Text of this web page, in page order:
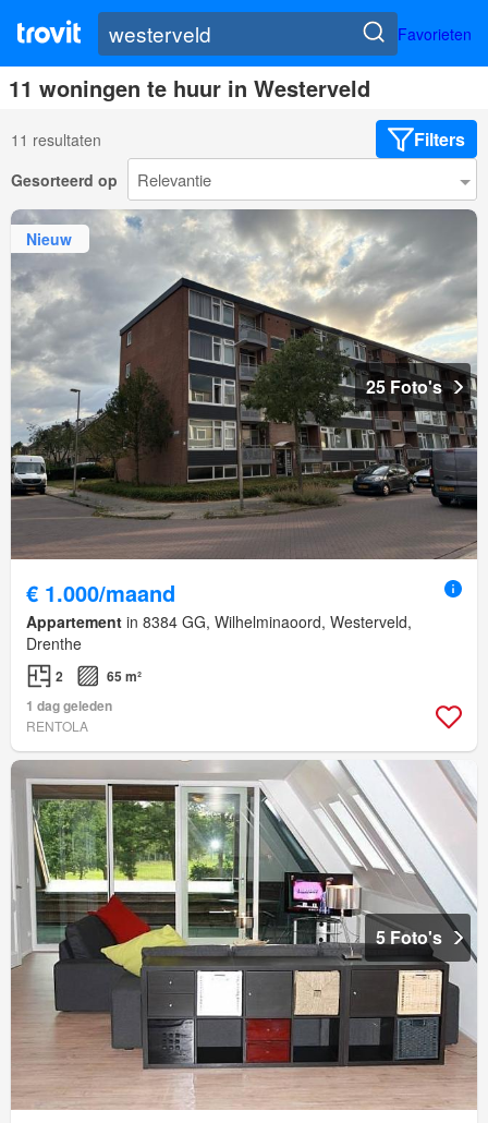
Favorieten
11 woningen te huur in Westerveld
11 resultaten Filters
Gesorteerd op
Nieuw
25 Foto's
€ 1.000/maand
Appartement in 8384 GG, Wilhelminaoord, Westerveld,
Drenthe
2
65 m²
1 dag geleden
RENTOLA
5 Foto's